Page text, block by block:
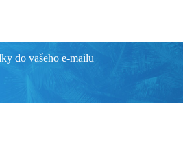
byl postaven v jednom z
Resort obklopený horami, v
s obchody, restauracemi a tavernami
spolu s dobře vybaveným a
do vašeho e-mailu